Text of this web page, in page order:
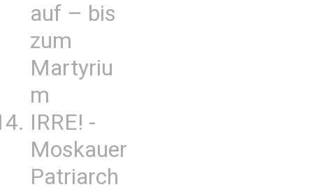
auf – bis
zum
Martyriu
m
IRRE! -
Moskauer
Patriarch